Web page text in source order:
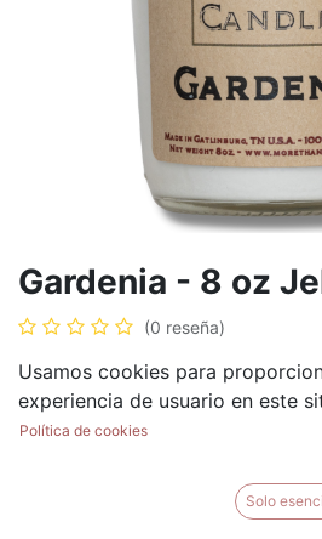
Gardenia - 8 oz
(0 reseña)
$8.99
AÑADIR AL CARRITO
Usamos cookies para
experiencia de usuario en este
Política de cookies
Solo